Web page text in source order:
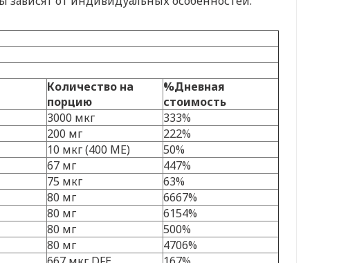
Количество на
порцию
%Дневная
стоимость
3000 мкг
333%
200 мг
222%
10 мкг (400 МЕ)
50%
67 мг
447%
75 мкг
63%
80 мг
6667%
80 мг
6154%
80 мг
500%
80 мг
4706%